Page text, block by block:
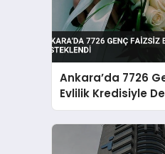
Ankara’da 7726
Evlilik Kredisiyle